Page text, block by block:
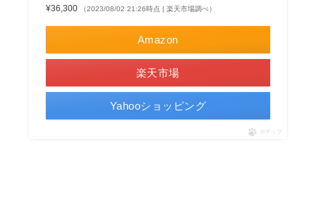
¥36,300
（2023/08/02 21:26時点 | 楽天市場調べ）
Amazon
楽天市場
Yahooショッピング
ポチップ